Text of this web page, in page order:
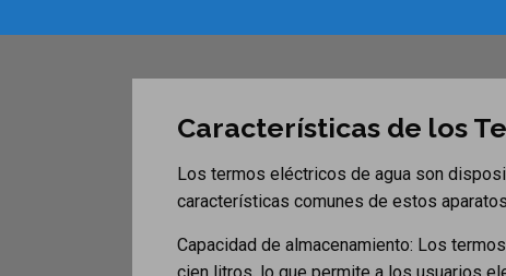
Características de los
Los termos eléctricos de agua son
características comunes de estos
Capacidad de almacenamiento: Los